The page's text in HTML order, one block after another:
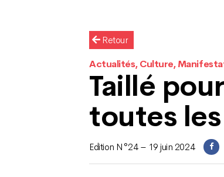
Retour
Actualités, Culture,
Taillé
toutes
Edition N°24 – 19 juin 2024